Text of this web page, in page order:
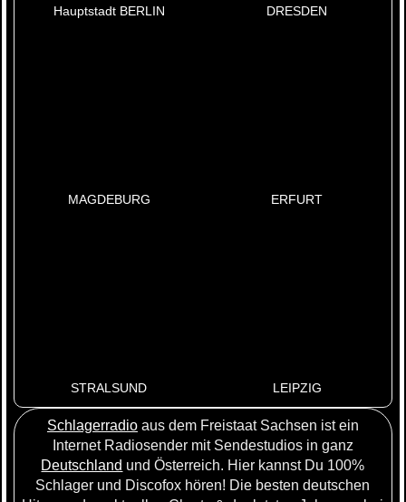
Hauptstadt BERLIN DRESDEN
MAGDEBURG ERFURT
STRALSUND LEIPZIG
Schlagerradioaus dem Freistaat Sachsen ist ein
Internet Radiosender mit Sendestudios in ganz
Deutschland und Österreich. Hier kannst Du 100%
Schlager und Discofox hören! Die besten deutschen